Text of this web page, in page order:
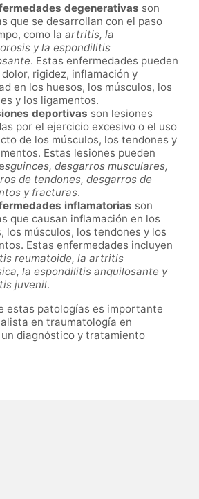
degenerativas son
que se desarrollan con el paso
como la artritis, la
y la espondilitis
. Estas enfermedades pueden
rigidez, inflamación y
en los huesos, los músculos, los
y los ligamentos.
deportivas son lesiones
por el ejercicio excesivo o el uso
de los músculos, los tendones y
Estas lesiones pueden
sguinces, desgarros musculares,
de tendones, desgarros de
y fracturas.
inflamatorias son
que causan inflamación en los
los músculos, los tendones y los
Estas enfermedades incluyen
reumatoide, la artritis
la espondilitis anquilosante y
juvenil.
estas patologías es importante
en traumatología en
diagnóstico y tratamiento